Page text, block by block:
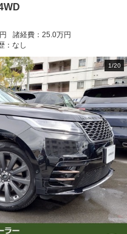
諸経費： 25.0万円
： なし
1/20